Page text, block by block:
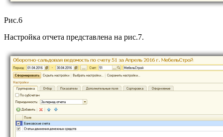
Рис.6
Настройка отчета представлена на рис.7.